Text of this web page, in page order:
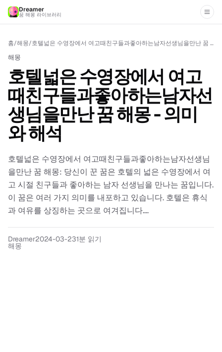
Dreamer
꿈 해몽 라이브러리
홈/해몽/ 호텔넓은 수영장에서 여고때친구들과좋아하는남자선생님을만난 꿈 해몽 - 의미와 해석
해몽
호텔넓은 수영장에서 여고
때친구들과좋아하는남자선
생님을만난 꿈 해몽 - 의미
와 해석
호텔넓은 수영장에서 여고때친구들과좋아하는남자선생님
을만난 꿈 해몽: 당신이 꾼 꿈은 호텔의 넓은 수영장에서 여
고 시절 친구들과 좋아하는 남자 선생님을 만나는 꿈입니다.
이 꿈은 여러 가지 의미를 내포하고 있습니다. 호텔은 휴식
과 여유를 상징하는 곳으로 여겨집니다....
Dreamer2024-03-231분 읽기
해몽